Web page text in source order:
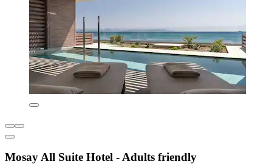
Mosay All Suite Hotel - Adults friendly